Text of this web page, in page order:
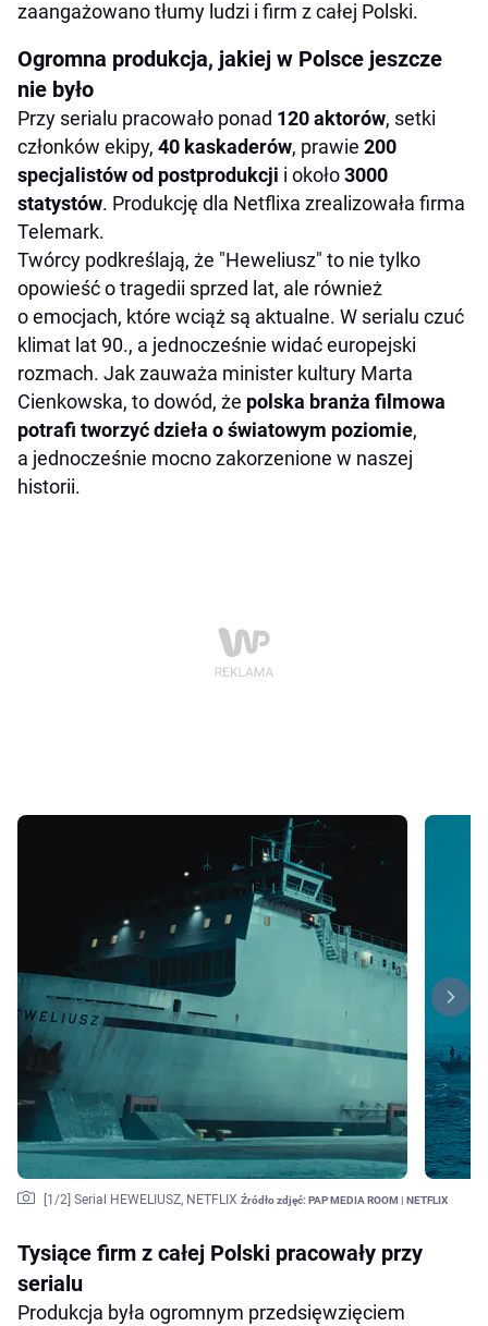
zaangażowano tłumy ludzi i firm z całej Polski.
Ogromna produkcja, jakiej w Polsce jeszcze
nie było
Przy serialu pracowało ponad 120 aktorów, setki
członków ekipy, 40 kaskaderów, prawie 200
specjalistów od postprodukcji i około3000
statystów. Produkcję dla Netflixa zrealizowała firma
Telemark.
Twórcy podkreślają, że "Heweliusz" to nie tylko
opowieść o tragedii sprzed lat, ale również
o emocjach, które wciąż są aktualne. W serialu czuć
klimat lat 90., a jednocześnie widać europejski
rozmach. Jak zauważa minister kultury Marta
Cienkowska, to dowód, że polska branża filmowa
potrafi tworzyć dzieła o światowym poziomie,
a jednocześnie mocno zakorzenione w naszej
historii.
1 /2] Serial HEWELIUSZ, NETFLIX Źródło zdjęć: PAP MEDIA ROOM | NETFLIX
Tysiące firm z całej Polski pracowały przy
serialu
Produkcja była ogromnym przedsięwzięciem